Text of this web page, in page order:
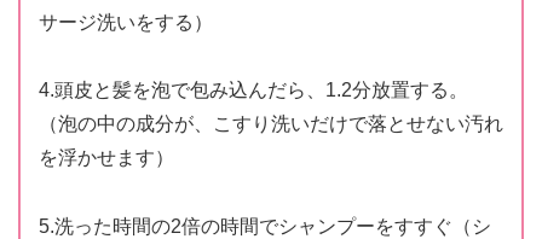
サージ洗いをする）
4.頭皮と髪を泡で包み込んだら、1.2分放置する。
（泡の中の成分が、こすり洗いだけで落とせない汚れ
を浮かせます）
5.洗った時間の2倍の時間でシャンプーをすすぐ（シ